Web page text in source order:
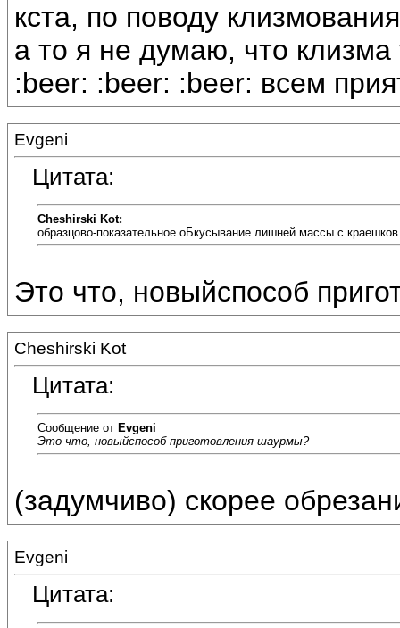
кста, по поводу
а то я не думаю, что клизма
:beer: :beer: :beer: всем
Evgeni
Цитата:
Cheshirski Kot:
образцово-показательное оБкусывание лишней массы с
Это что, новыйспособ
Cheshirski Kot
Цитата:
Сообщение от Evgeni
Это что, новыйспособ приготовления шаурмы?
(задумчиво) скорее
Evgeni
Цитата: